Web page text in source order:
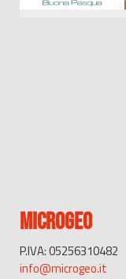
MICROGEO
P.IVA: 05256310482
info@microgeo.it